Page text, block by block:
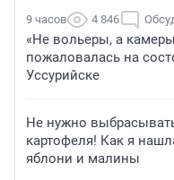
9 часов 4 846
«Не вольеры, а
пожаловалась на
Уссурийске
Не нужно
картофеля! Как я
яблони и малины